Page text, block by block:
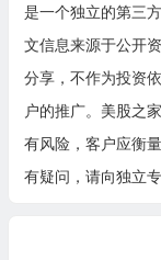
是一个独立的第三
文信息来源于公开
分享，不作为投资
户的推广。美股之
有风险，客户应衡
有疑问，请向独立